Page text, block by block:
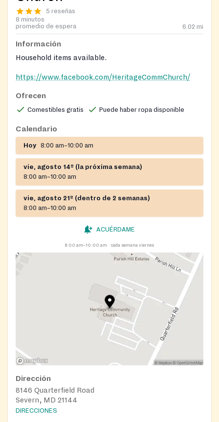
5 reseñas
8 minutos
promedio de espera
6.02 mi
Información
Household items available.
https://www.facebook.com/HeritageCommChurch/
Ofrecen
Comestibles gratis Puede haber ropa disponible
Calendario
Hoy 8:00 am–10:00 am
vie, agosto 14º (la próxima semana)
8:00 am–10:00 am
vie, agosto 21º (dentro de 2 semanas)
8:00 am–10:00 am
ACUÉRDAME
8:00 am–10:00 am cada semana viernes
Dirección
8146 Quarterfield Road
Severn, MD 21144
DIRECCIONES